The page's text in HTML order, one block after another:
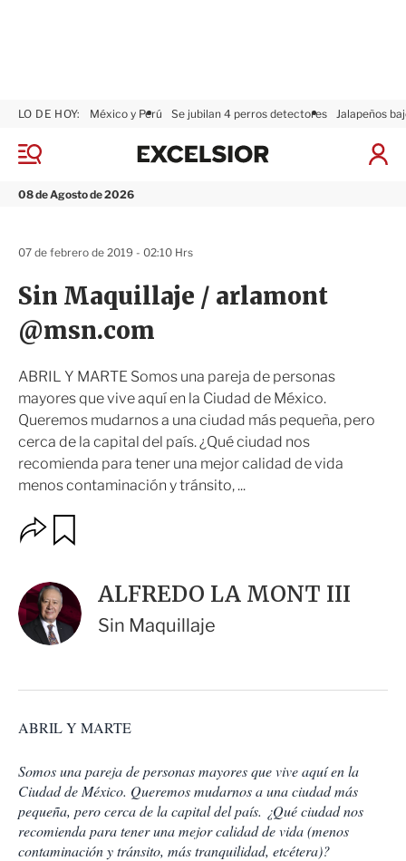
M
n
08 de Agosto de 2026
LO DE HOY: México y Perú Se jubilan 4 perros detectores Jalapeños
I
x
Sin Maquillaje / arlamont
@msn.com
ABRIL Y MARTE Somos una pareja de personas
mayores que vive aquí en la Ciudad de México.
Queremos mudarnos a una ciudad más pequeña, pero
cerca de la capital del país. ¿Qué ciudad nos
recomienda para tener una mejor calidad de vida
menos contaminación y tránsito, ...
07 de febrero de 2019 - 02:10 Hrs
O
p
o
n
e
s
c
m
r
t
i
r
a
r
ALFREDO LA MONT III
Sin Maquillaje
ABRIL Y MARTE
Somos una pareja de personas mayores que vive aquí en la
Ciudad de México. Queremos mudarnos a una ciudad más
pequeña, pero cerca de la capital del país. ¿Qué ciudad nos
recomienda para tener una mejor calidad de vida (menos
contaminación y tránsito, más tranquilidad, etcétera)?